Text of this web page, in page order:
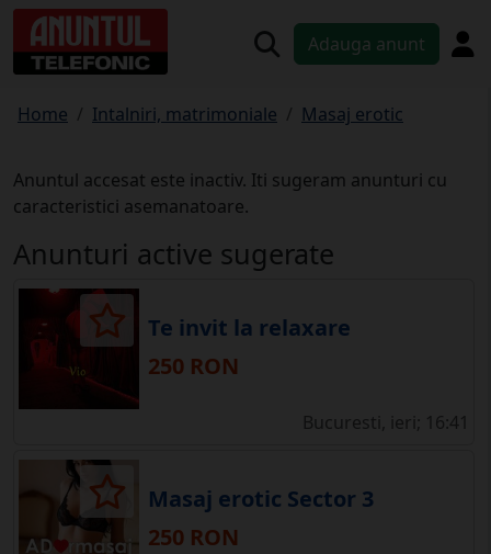
Adauga anunt
Home Intalniri, matrimoniale Masaj erotic
Anuntul accesat este inactiv. Iti sugeram anunturi cu
caracteristici asemanatoare.
Anunturi active sugerate
Te invit la relaxare
250 RON
Bucuresti, ieri; 16:41
Masaj erotic Sector 3
250 RON